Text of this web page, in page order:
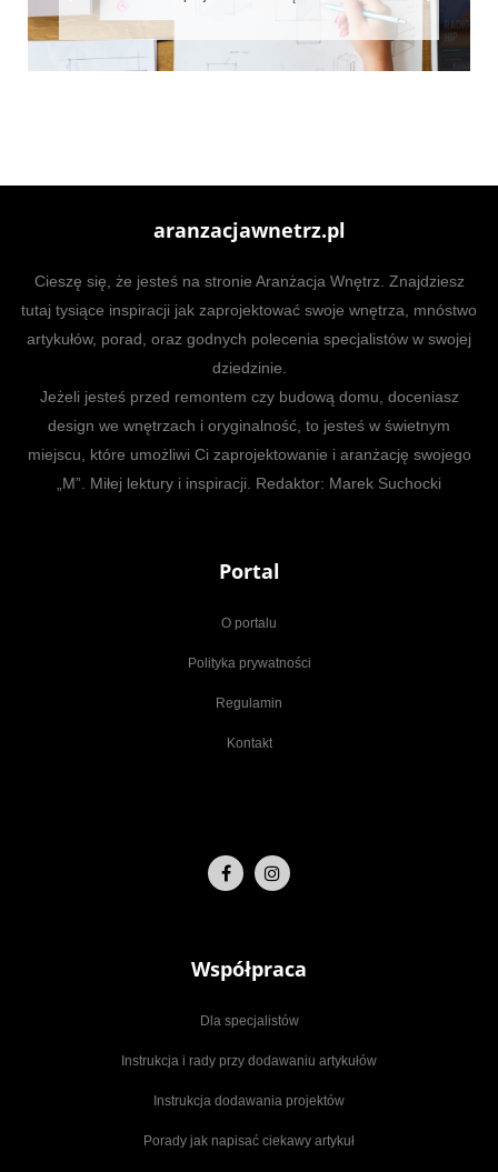
aranzacjawnetrz.pl
Cieszę się, że jesteś na stronie Aranżacja Wnętrz. Znajdziesz
tutaj tysiące inspiracji jak zaprojektować swoje wnętrza, mnóstwo
artykułów, porad, oraz godnych polecenia specjalistów w swojej
dziedzinie.
Jeżeli jesteś przed remontem czy budową domu, doceniasz
design we wnętrzach i oryginalność, to jesteś w świetnym
miejscu, które umożliwi Ci zaprojektowanie i aranżację swojego
„M”. Miłej lektury i inspiracji. Redaktor: Marek Suchocki
Portal
O portalu
Polityka prywatności
Regulamin
Kontakt
Współpraca
Dla specjalistów
Instrukcja i rady przy dodawaniu artykułów
Instrukcja dodawania projektów
Porady jak napisać ciekawy artykuł